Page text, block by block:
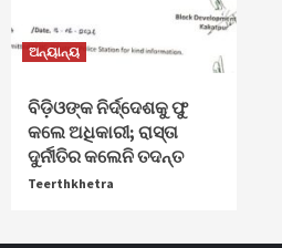
ଅନ୍ୟାନ୍ୟ
ବିଡ଼ିଓଙ୍କ ନିର୍ଦ୍ଦେଶକୁ ଫୁ
କଲେ ଅଧିକାରୀ; ରାସ୍ତା
ଦୁର୍ନୀତିର କଲେନି ତଦନ୍ତ
Teerthkhetra